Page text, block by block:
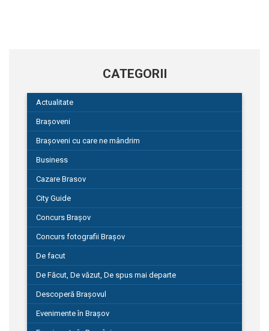
CATEGORII
Actualitate
Brașoveni
Brașoveni cu care ne mândrim
Business
Cazare Brasov
City Guide
Concurs Brașov
Concurs fotografii Brașov
De facut
De Făcut, De văzut, De spus mai departe
Descoperă Brașovul
Evenimente în Brașov